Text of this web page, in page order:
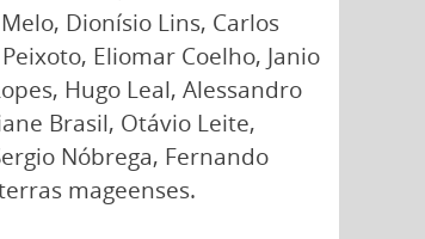
Dionísio Lins, Carlos
Eliomar Coelho, Janio
Hugo Leal, Alessandro
Brasil, Otávio Leite,
Nóbrega, Fernando
mageenses.